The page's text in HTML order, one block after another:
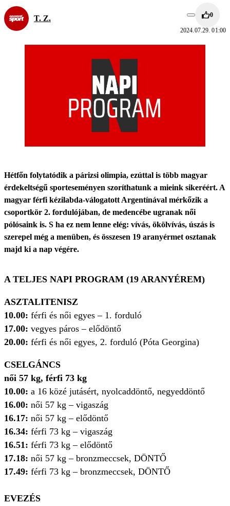
T. Z. 0
2024.07.29. 01:00
Hétfőn folytatódik a párizsi olimpia, ezúttal is több magyar
érdekeltségű sporteseményen szoríthatunk a mieink sikeréért. A
magyar férfi kézilabda-válogatott Argentínával mérkőzik a
csoportkör 2. fordulójában, de medencébe ugranak női
pólósaink is. S ha ez nem lenne elég: vívás, ökölvívás, úszás is
szerepel még a menüben, és összesen 19 aranyérmet osztanak
majd ki a nap végére.
A TELJES NAPI PROGRAM (19 ARANYÉREM)
ASZTALITENISZ
10.00: férfi és női egyes – 1. forduló
17.00: vegyes páros – elődöntő
20.00: férfi és női egyes, 2. forduló (Póta Georgina)
CSELGÁNCS
női 57 kg, férfi 73 kg
10.00: a 16 közé jutásért, nyolcaddöntő, negyeddöntő
16.00: női 57 kg – vigaszág
16.17: női 57 kg – elődöntő
16.34: férfi 73 kg – vigaszág
16.51: férfi 73 kg – elődöntő
17.18: női 57 kg – bronzmeccsek, DÖNTŐ
17.49: férfi 73 kg – bronzmeccsek, DÖNTŐ
EVEZÉS